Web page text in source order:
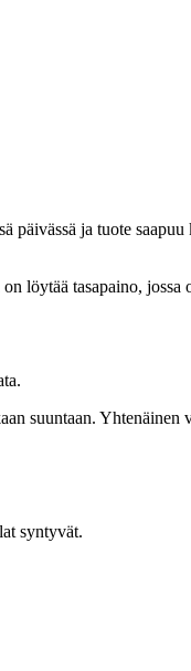
ja tuote saapuu
löytää tasapaino, jossa
suuntaan.
syntyvät.